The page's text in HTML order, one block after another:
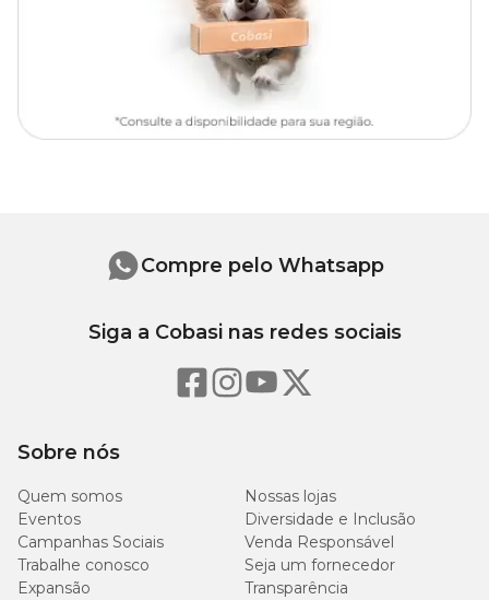
Sobre nós
Quem somos
Nossas lojas
Eventos
Diversidade e Inclusão
Campanhas Sociais
Venda Responsável
Trabalhe conosco
Seja um fornecedor
Expansão
Transparência
Compre pelo Whatsapp
Siga a Cobasi nas redes sociais